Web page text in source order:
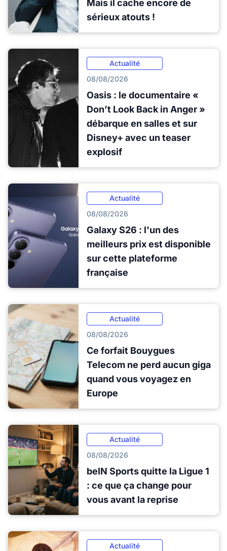
Mais il cache encore de
sérieux atouts !
Actualité
08/08/2026
Oasis : le documentaire «
Don’t Look Back in Anger »
débarque en salles et sur
Disney+ avec un teaser
explosif
Actualité
08/08/2026
Galaxy S26 : l'un des
meilleurs prix est disponible
sur cette plateforme
française
Actualité
08/08/2026
Ce forfait Bouygues
Telecom ne perd aucun giga
quand vous voyagez en
Europe
Actualité
08/08/2026
beIN Sports quitte la Ligue 1
: ce que ça change pour
vous avant la reprise
Actualité